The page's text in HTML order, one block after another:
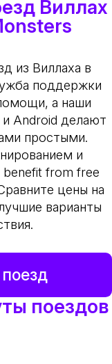
Виллах
из Виллаха в
поддержки
а наши
Android делают
простыми.
и
from free
цены на
варианты
поездов